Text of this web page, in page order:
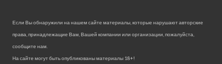
Если Вы обнаружили на нашем сайте материалы, которые нарушают авторские
права, принадлежащие Вам, Вашей компании или организации, пожалуйста,
сообщите нам.
На сайте могут быть опубликованы материалы 18+!